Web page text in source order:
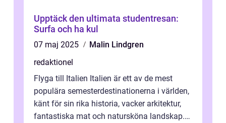
Upptäck den ultimata studentresan:
Surfa och ha kul
07 maj 2025
Malin Lindgren
redaktionel
Flyga till Italien Italien är ett av de mest
populära semesterdestinationerna i världen,
känt för sin rika historia, vacker arkitektur,
fantastiska mat och natursköna landskap.